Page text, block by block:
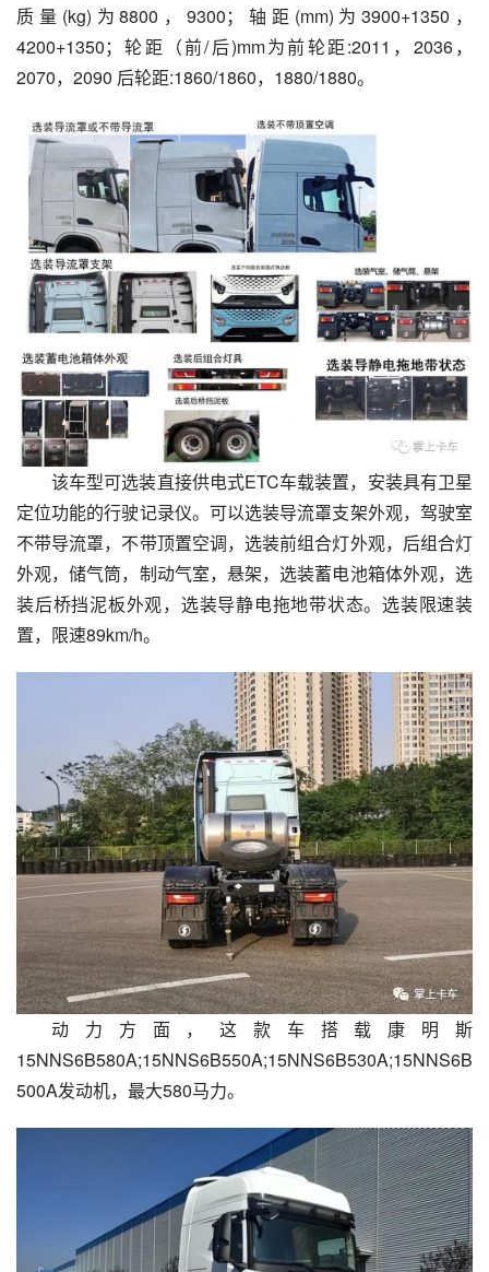
质量(kg)为8800，9300；轴距(mm)为3900+1350，
4200+1350；轮距（前/后)mm为前轮距:2011，2036，
2070，2090 后轮距:1860/1860，1880/1880。
该车型可选装直接供电式ETC车载装置，安装具有卫星
定位功能的行驶记录仪。可以选装导流罩支架外观，驾驶室
不带导流罩，不带顶置空调，选装前组合灯外观，后组合灯
外观，储气筒，制动气室，悬架，选装蓄电池箱体外观，选
装后桥挡泥板外观，选装导静电拖地带状态。选装限速装
置，限速89km/h。
动力方面，这款车搭载康明斯
15NNS6B580A;15NNS6B550A;15NNS6B530A;15NNS6B
500A发动机，最大580马力。